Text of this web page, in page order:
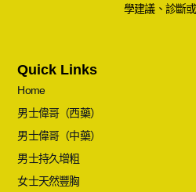
學建議、診斷
Quick Links
Home
男士偉哥（西藥）
男士偉哥（中藥）
男士持久增粗
女士天然豐胸